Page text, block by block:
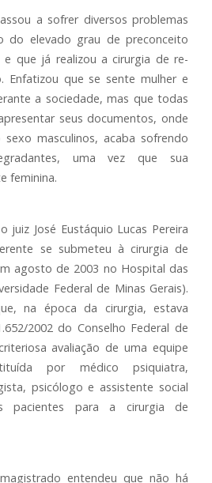
a sofrer diversos problemas
do elevado grau de preconceito
que já realizou a cirurgia de re-
Enfatizou que se sente mulher e
a sociedade, mas que todas
seus documentos, onde
masculinos, acaba sofrendo
uma vez que sua
feminina.
juiz José Eustáquio Lucas Pereira
se submeteu à cirurgia de
agosto de 2003 no Hospital das
Federal de Minas Gerais).
na época da cirurgia, estava
2002 do Conselho Federal de
avaliação de uma equipe
por médico psiquiatra,
psicólogo e assistente social
pacientes para a cirurgia de
entendeu que não há